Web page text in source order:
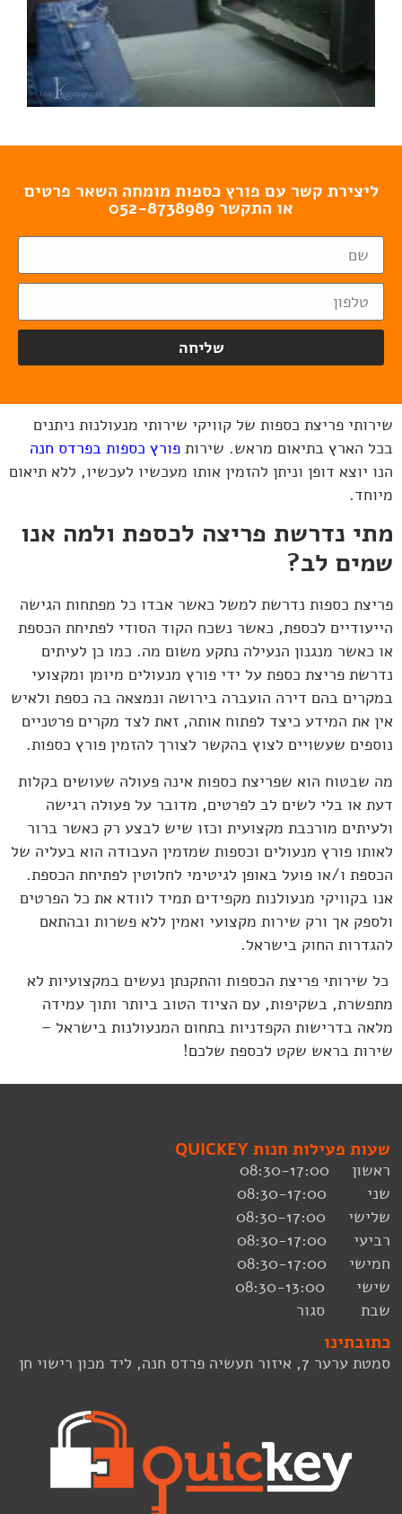
ליצירת קשר עם פורץ כספות מומחה השאר פרטים
או התקשר 052-8738989
שליחה
שירותי פריצת כספות של קוויקי שירותי מנעולנות ניתנים
בכל הארץ בתיאום מראש. שירות פורץ כספות בפרדס חנה
הנו יוצא דופן וניתן להזמין אותו מעכשיו לעכשיו, ללא תיאום
מיוחד.
מתי נדרשת פריצה לכספת ולמה אנו
שמים לב?
פריצת כספות נדרשת למשל כאשר אבדו כל מפתחות הגישה
הייעודיים לכספת, כאשר נשכח הקוד הסודי לפתיחת הכספת
או כאשר מנגנון הנעילה נתקע משום מה. כמו כן לעיתים
נדרשת פריצת כספת על ידי פורץ מנעולים מיומן ומקצועי
במקרים בהם דירה הועברה בירושה ונמצאה בה כספת ולאיש
אין את המידע כיצד לפתוח אותה, זאת לצד מקרים פרטניים
נוספים שעשויים לצוץ בהקשר לצורך להזמין פורץ כספות.
מה שבטוח הוא שפריצת כספות אינה פעולה שעושים בקלות
דעת או בלי לשים לב לפרטים, מדובר על פעולה רגישה
ולעיתים מורכבת מקצועית וכזו שיש לבצע רק כאשר ברור
לאותו פורץ מנעולים וכספות שמזמין העבודה הוא בעליה של
הכספת ו/או פועל באופן לגיטימי לחלוטין לפתיחת הכספת.
אנו בקוויקי מנעולנות מקפידים תמיד לוודא את כל הפרטים
ולספק אך ורק שירות מקצועי ואמין ללא פשרות ובהתאם
להגדרות החוק בישראל.
כל שירותי פריצת הכספות והתקנתן נעשים במקצועיות לא
מתפשרת, בשקיפות, עם הציוד הטוב ביותר ותוך עמידה
מלאה בדרישות הקפדניות בתחום המנעולנות בישראל –
שירות בראש שקט לכספת שלכם!
שעות פעילות חנות QUICKEY
ראשון 08:30-17:00
שני 08:30-17:00
שלישי 08:30-17:00
רביעי 08:30-17:00
חמישי 08:30-17:00
שישי 08:30-13:00
שבת סגור
כתובתינו
סמטת ערער 7, איזור תעשיה פרדס חנה, ליד מכון רישוי חן